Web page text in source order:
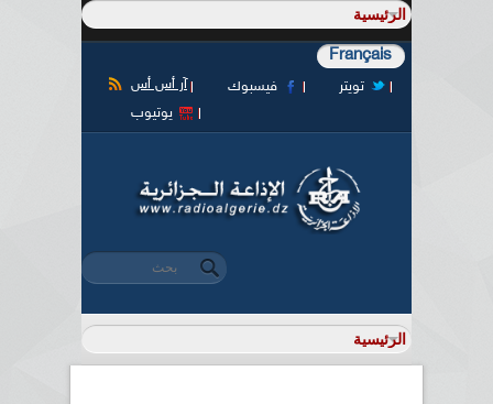
Français
آر أس أس فيسبوك
تويتر
يوتيوب
استمارة البحث
‏بحث ‏